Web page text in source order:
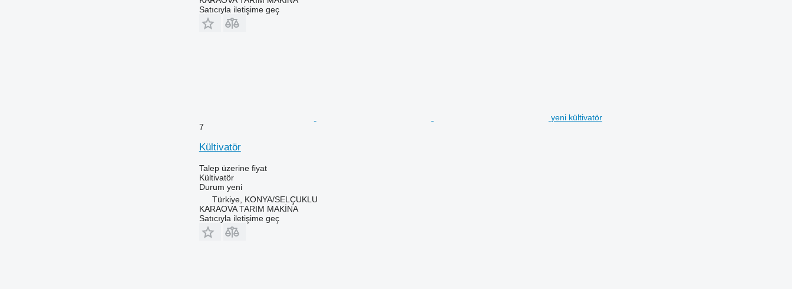
Satıcıyla iletişime geç
yeni kültivatör
7
Kültivatör
Talep üzerine fiyat
Kültivatör
Durum yeni
Türkiye, KONYA/SELÇUKLU
KARAOVA TARIM MAKİNA
Satıcıyla iletişime geç